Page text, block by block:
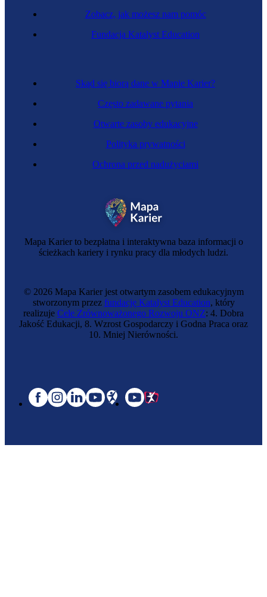
Mapa Karier to bezpłatna i interaktywna baza informacji o
ścieżkach kariery i rynku pracy dla młodych ludzi.
Skąd się biorą dane w Mapie Karier?
Często zadawane pytania
Otwarte zasoby edukacyjne
Polityka prywatności
Ochrona przed nadużyciami
Zobacz, jak możesz nam pomóc
Fundacja Katalyst Education
© 2026 Mapa Karier jest otwartym zasobem edukacyjnym
stworzonym przez fundację Katalyst Education, który
realizuje Cele Zrównoważonego Rozwoju ONZ: 4. Dobra
Jakość Edukacji, 8. Wzrost Gospodarczy i Godna Praca oraz
10. Mniej Nierówności.